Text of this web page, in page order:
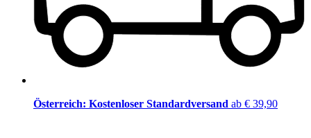
Österreich: Kostenloser Standardversand ab € 39,90